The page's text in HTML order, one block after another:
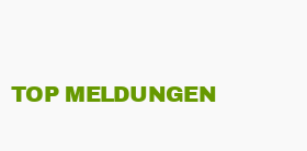
TOP MELDUNGEN